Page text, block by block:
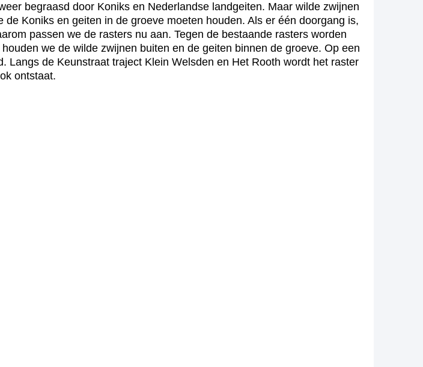
begraasd door Koniks en Nederlandse landgeiten. Maar wilde zwijnen
Koniks en geiten in de groeve moeten houden. Als er één doorgang is,
passen we de rasters nu aan. Tegen de bestaande rasters worden
we de wilde zwijnen buiten en de geiten binnen de groeve. Op een
de Keunstraat traject Klein Welsden en Het Rooth wordt het raster
ontstaat.